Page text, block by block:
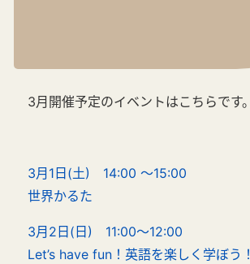
3月開催予定のイベントはこちらです。
3月1日(土) 14:00 ～15:00
世界かるた
3月2日(日) 11:00～12:00
Let’s have fun！英語を楽しく学ぼう！